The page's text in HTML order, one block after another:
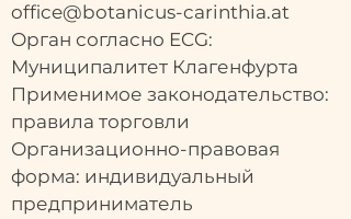
office@botanicus-carinthia.at
Орган согласно ECG:
Муниципалитет Клагенфурта
Применимое законодательство:
правила торговли
Организационно-правовая
форма: индивидуальный
предприниматель